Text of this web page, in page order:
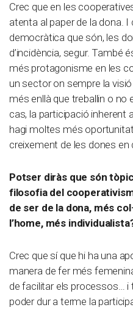
Crec que en les
atenta al paper de la dona.
democràtica que són, les
d’incidència, segur. També
més protagonisme en les
un sector on sempre la
més enllà que treballin o no
cas, la participació inherent
hagi moltes més
creixement de les dones
Potser diràs que són
filosofia del
de ser de la dona, més
l’home, més
Crec que sí que hi ha una
manera de fer més
de facilitar els processos…
poder dur a terme la